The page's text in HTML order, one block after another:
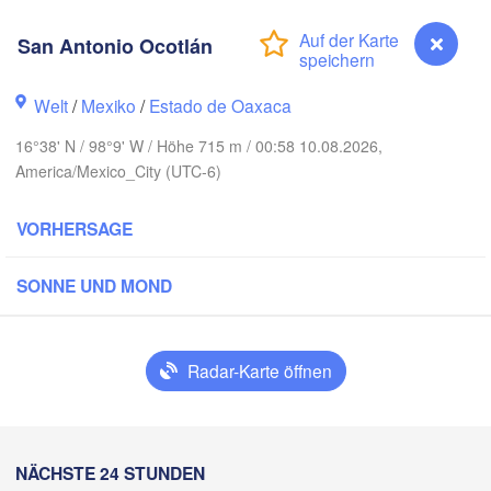
San Antonio Ocotlán
Welt/Mexiko /Estado de Oaxaca
16°38' N / 98°9' W / Höhe 715 m / 00:58 10.08.2026,
America/Mexico_City (UTC-6)
VORHERSAGE
SONNE UND MOND
Radar-Karte öffnen
NÄCHSTE 24 STUNDEN
León
San Luis Potosí
Ciudad Victoria
Acapulco
Tehuacán
San Antonio Ocotlán
H